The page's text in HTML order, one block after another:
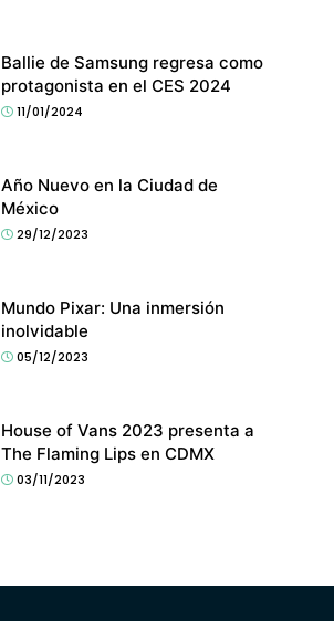
Ballie de Samsung regresa como
protagonista en el CES 2024
11/01/2024
Año Nuevo en la Ciudad de
México
29/12/2023
Mundo Pixar: Una inmersión
inolvidable
05/12/2023
House of Vans 2023 presenta a
The Flaming Lips en CDMX
03/11/2023